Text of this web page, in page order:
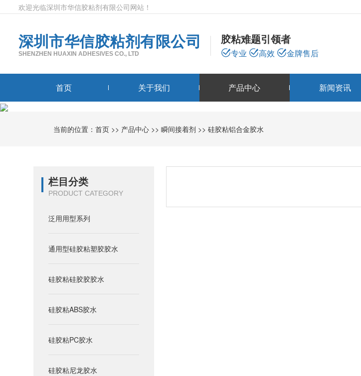
欢迎光临深圳市华信胶粘剂有限公司网站！
深圳市华信胶粘剂有限公司
SHENZHEN HUAXIN ADHESIVES CO., LTD
胶粘难题引领者
专业 高效 金牌售后
首页 关于我们 产品中心 新闻资讯
当前的位置：首页 >> 产品中心 >>瞬间接着剂 >>硅胶粘铝合金胶水
栏目分类
PRODUCT CATEGORY
泛用用型系列
通用型硅胶粘塑胶胶水
硅胶粘硅胶胶胶水
硅胶粘ABS胶水
硅胶粘PC胶水
硅胶粘尼龙胶水